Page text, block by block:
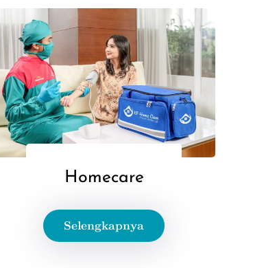
Homecare
Selengkapnya